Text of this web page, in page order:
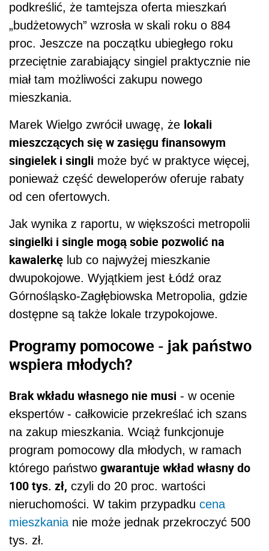
podkreślić, że tamtejsza oferta mieszkań
„budżetowych” wzrosła w skali roku o 884
proc. Jeszcze na początku ubiegłego roku
przeciętnie zarabiający singiel praktycznie nie
miał tam możliwości zakupu nowego
mieszkania.
Marek Wielgo zwrócił uwagę, że lokali
mieszczących się w zasięgu finansowym
singielek i singli może być w praktyce więcej,
ponieważ część deweloperów oferuje rabaty
od cen ofertowych.
Jak wynika z raportu, w większości metropolii
singielki i single mogą sobie pozwolić na
kawalerkę lub co najwyżej mieszkanie
dwupokojowe. Wyjątkiem jest Łódź oraz
Górnośląsko-Zagłębiowska Metropolia, gdzie
dostępne są także lokale trzypokojowe.
Programy pomocowe - jak państwo
wspiera młodych?
Brak wkładu własnego nie musi - w ocenie
ekspertów - całkowicie przekreślać ich szans
na zakup mieszkania. Wciąż funkcjonuje
program pomocowy dla młodych, w ramach
którego państwo gwarantuje wkład własny do
100 tys. zł, czyli do 20 proc. wartości
nieruchomości. W takim przypadku cena
mieszkania nie może jednak przekroczyć 500
tys. zł.